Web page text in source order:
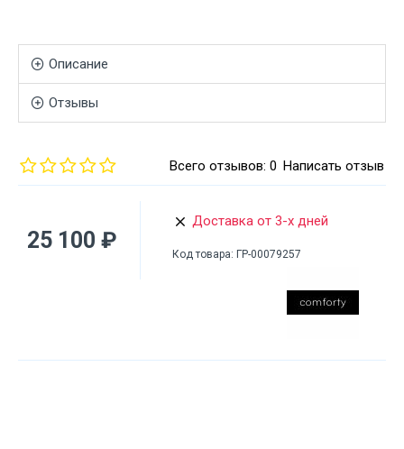
Описание
Отзывы
Всего отзывов: 0 Написать отзыв
25 100 ₽
Доставка от 3-х дней
Код товара: ГР-00079257